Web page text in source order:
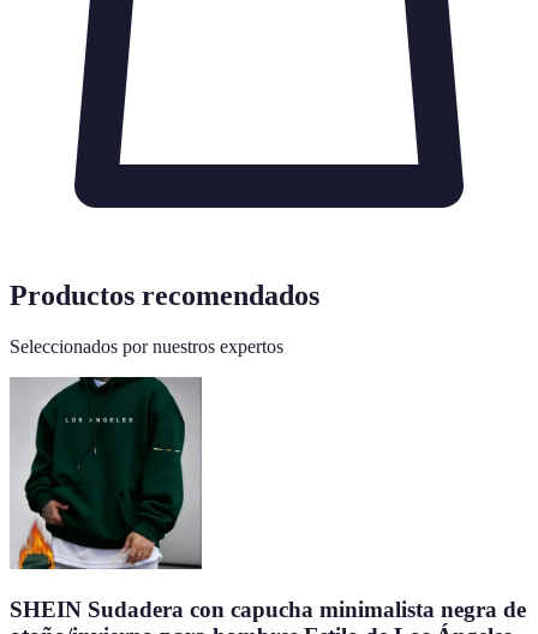
Productos recomendados
Seleccionados por nuestros expertos
SHEIN Sudadera con capucha minimalista negra de